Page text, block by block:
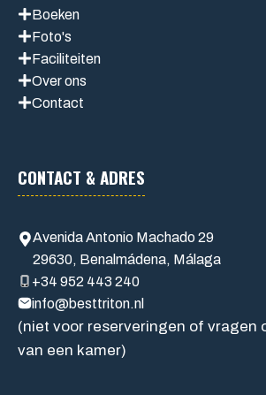
Boeken
Foto's
Faciliteiten
Over ons
Contact
CONTACT & ADRES
Avenida Antonio Machado 29
29630, Benalmádena, Málaga
+34 952 443 240
info@besttriton.nl
(niet voor reserveringen of vragen
van een kamer)